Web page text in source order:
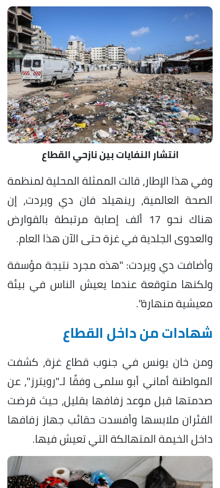
انتشار النفايات بين نازحي القطاع
وفي هذا الإطار، قالت الممثلة المحلية لمنظمة
الصحة العالمية، رينهيلد فان دي ويردت، إن
هناك نحو 17 ألف إصابة مرتبطة بالقوارض
والعدوى الجلدية في غزة حتى الآن هذا العام.
وأضافت دي ويردت: "هذه ​مجرد نتيجة مؤسفة
ولكنها متوقعة عندما يعيش الناس في بيئة
معيشية منهارة".
شهادات من داخل القطاع
ومن خان يونس في جنوب قطاع غزة، ​كشفت
المواطنة أماني أبو سلمى وفقًا لـ"رويترز"، عن
صدمتها قبل موعد زفافها بقليل، حيث قرضت
الفئران ملابسها وأفسدت حقائب ​جهاز زفافها
داخل الخيمة المتهالكة التي تعيش فيها.